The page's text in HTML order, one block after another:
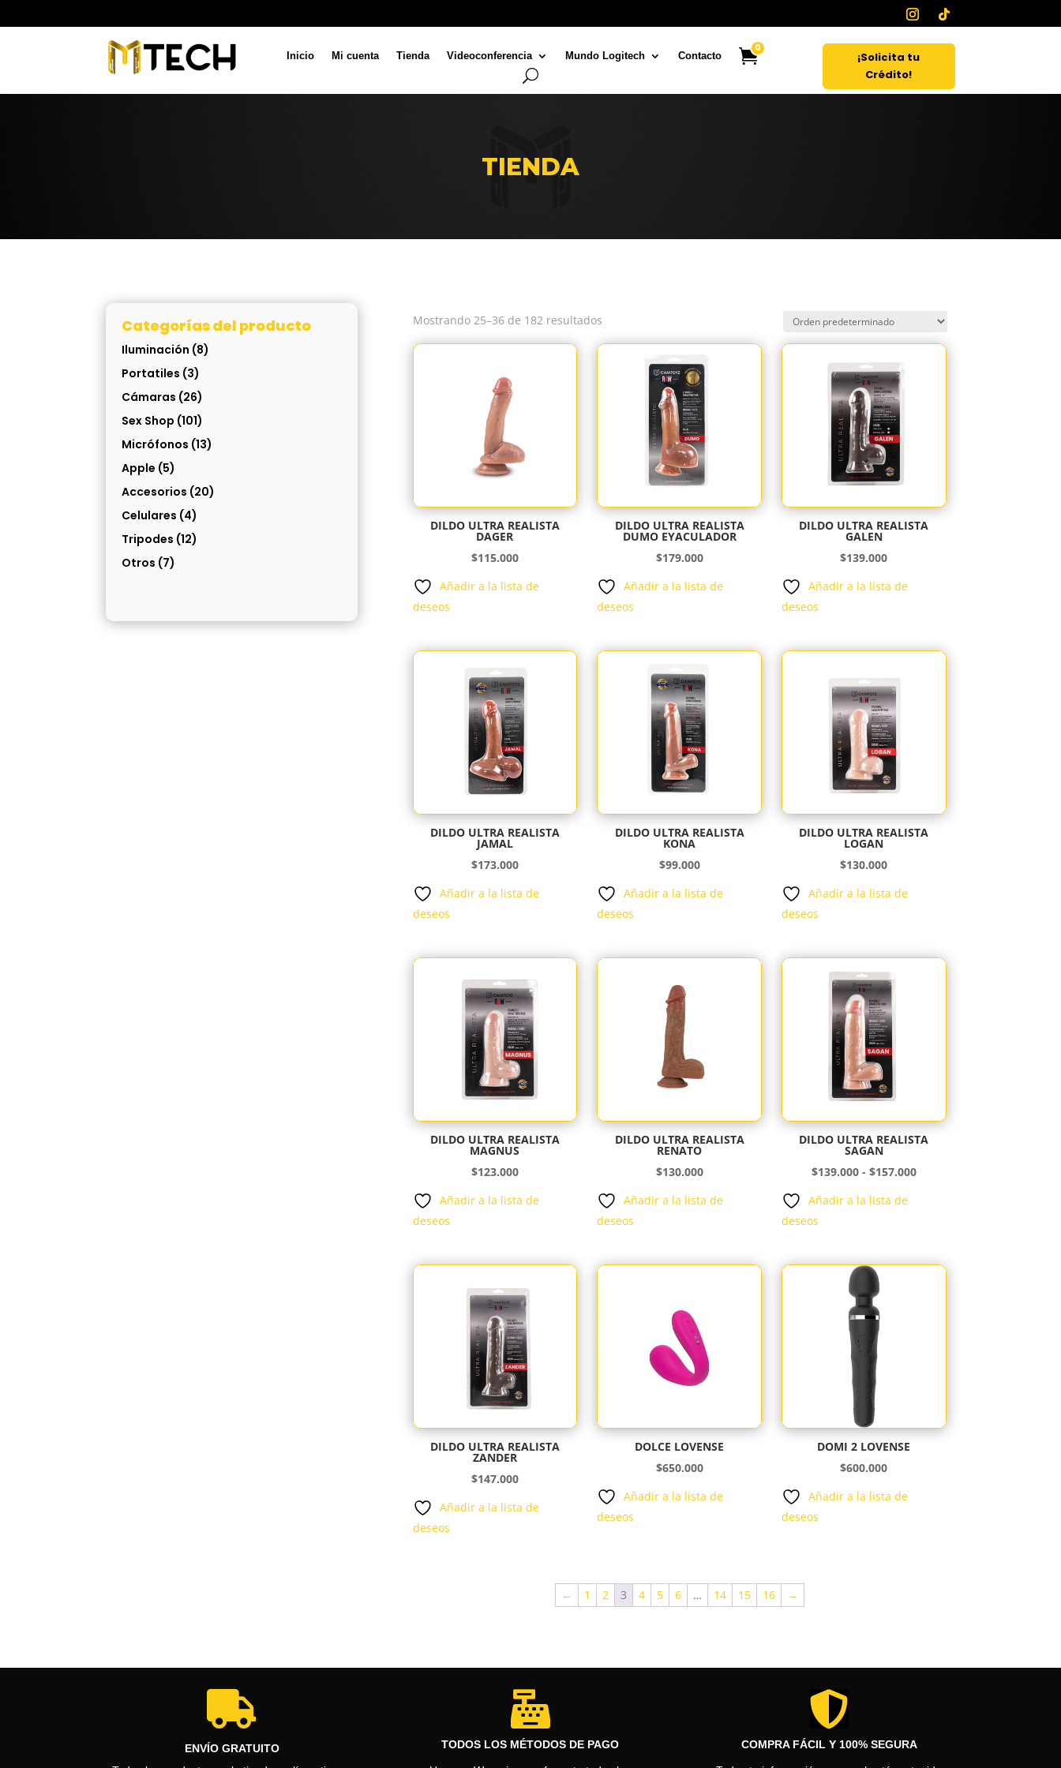
Inicio Mi cuenta Tienda Videoconferencia Mundo Logitech Contacto
0
¡Solicita tu
Crédito!
TIENDA
Categorías del producto
Iluminación (8)
Portatiles (3)
Cámaras (26)
Sex Shop (101)
Micrófonos (13)
Apple (5)
Accesorios (20)
Celulares (4)
Tripodes (12)
Otros (7)
Mostrando 25–36 de 182 resultados
DILDO ULTRA REALISTA
DAGER
$115.000
Añadir a la lista de
deseos
DILDO ULTRA REALISTA
DUMO EYACULADOR
$179.000
Añadir a la lista de
deseos
DILDO ULTRA REALISTA
GALEN
$139.000
Añadir a la lista de
deseos
DILDO ULTRA REALISTA
JAMAL
$173.000
Añadir a la lista de
deseos
DILDO ULTRA REALISTA
KONA
$99.000
Añadir a la lista de
deseos
DILDO ULTRA REALISTA
LOGAN
$130.000
Añadir a la lista de
deseos
DILDO ULTRA REALISTA
MAGNUS
$123.000
Añadir a la lista de
deseos
DILDO ULTRA REALISTA
RENATO
$130.000
Añadir a la lista de
deseos
DILDO ULTRA REALISTA
SAGAN
$139.000 - $157.000Rango
hasta
Añadir a la lista de
deseos
DILDO ULTRA REALISTA
ZANDER
$147.000
Añadir a la lista de
deseos
DOLCE LOVENSE
$650.000
Añadir a la lista de
deseos
DOMI 2 LOVENSE
$600.000
Añadir a la lista de
deseos
← 1 2 3 4 5 6 … 14 15 16 →

ENVÍO GRATUITO

TODOS LOS MÉTODOS DE PAGO

COMPRA FÁCIL Y 100% SEGURA